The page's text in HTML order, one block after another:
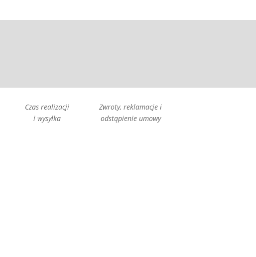
Czas realizacji
i wysyłka
Zwroty, reklamacje i
odstąpienie umowy